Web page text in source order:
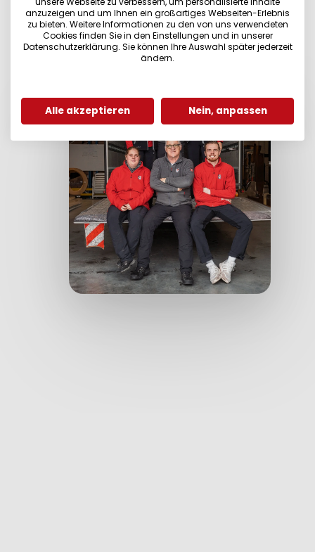
Jetzt Anfragen
anzuzeigen und um Ihnen ein großartiges Webseiten-Erlebnis
zu bieten. Weitere Informationen zu den von uns verwendeten
Cookies finden Sie in den Einstellungen und in unserer
Datenschutzerklärung. Sie können Ihre Auswahl später jederzeit
ändern.
Alle akzeptieren Nein, anpassen